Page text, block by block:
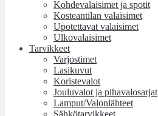
Kohdevalaisimet ja spotit
Kosteantilan valaisimet
Upotettavat valaisimet
Ulkovalaisimet
Tarvikkeet
Varjostimet
Lasikuvut
Koristevalot
Jouluvalot ja pihavalosarjat
Lamput/Valonlähteet
Sähkötarvikkeet